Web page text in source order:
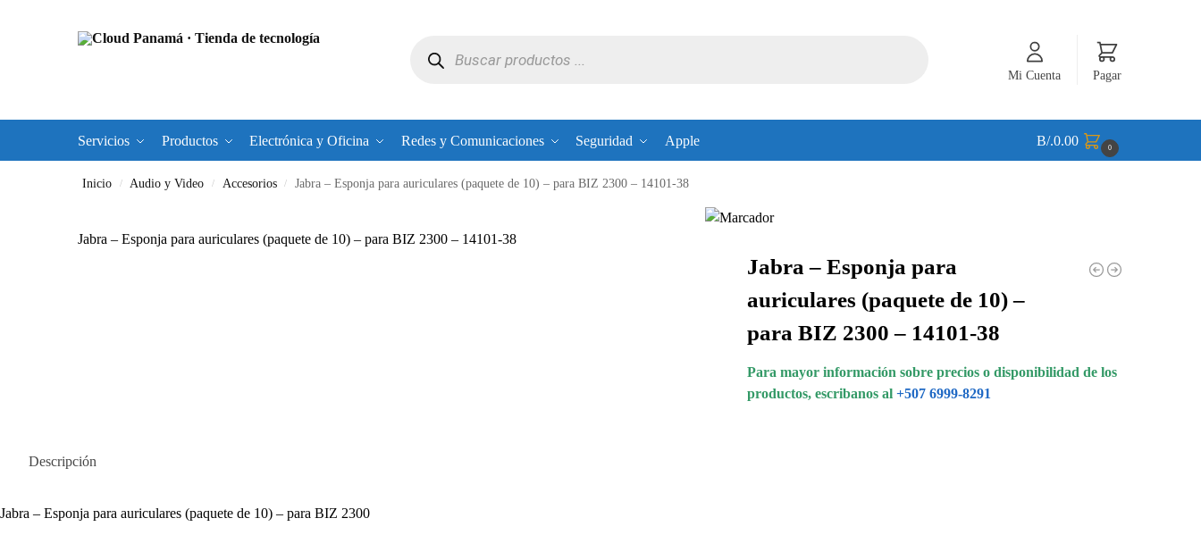
Mi Cuenta Pagar
Servicios Productos Electrónica y Oficina Redes y Comunicaciones Seguridad Apple B/.0.00 0
Inicio / Audio y Video / Accesorios / Jabra – Esponja para auriculares (paquete de 10) – para BIZ 2300 – 14101-38
Jabra – Esponja para auriculares (paquete de 10) – para BIZ 2300 – 14101-38
Jabra – Esponja para
auriculares (paquete de 10) –
para BIZ 2300 – 14101-38
Para mayor información sobre precios o disponibilidad de los
productos, escribanos al +507 6999-8291
Descripción
Jabra – Esponja para auriculares (paquete de 10) – para BIZ 2300